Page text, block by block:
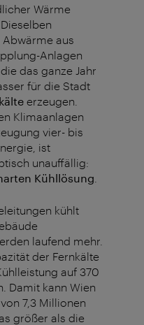
Wärme
aus
Anlagen
das ganze Jahr
für die Stadt
erzeugen.
Klimaanlagen
vier- bis
ist
unauffällig:
Kühllösung
kühlt
laufend mehr.
der Fernkälte
auf 370
Damit kann Wien
7,3 Millionen
größer als die